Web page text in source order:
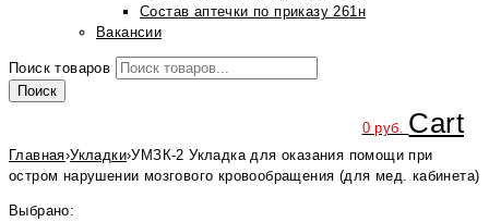
Состав аптечки по приказу 261н
Вакансии
Поиск товаров
Поиск
0руб. Cart
Главная›Укладки›УМЗК-2 Укладка для оказания помощи при
остром нарушении мозгового кровообращения (для мед. кабинета)
Выбрано: